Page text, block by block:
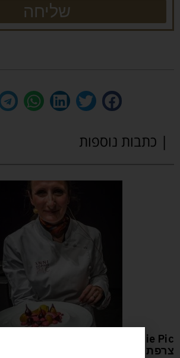
שליחה
| כתבות נוספות
צרפת